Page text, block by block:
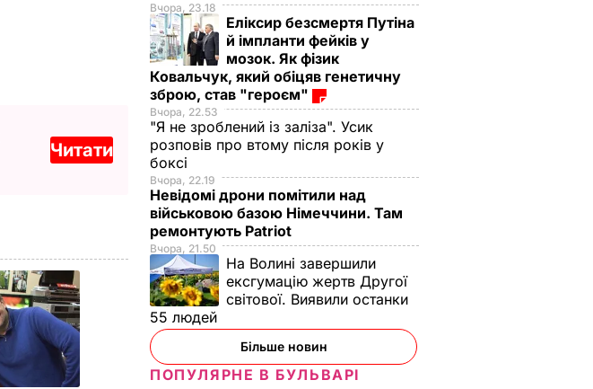
Читати
Вчора, 23.18
Еліксир безсмертя Путіна
й імпланти фейків у
мозок. Як фізик
Ковальчук, який обіцяв генетичну
зброю, став "героєм"
Вчора, 22.53
"Я не зроблений із заліза". Усик
розповів про втому після років у
боксі
Вчора, 22.19
Невідомі дрони помітили над
військовою базою Німеччини. Там
ремонтують Patriot
Вчора, 21.50
На Волині завершили
ексгумацію жертв Другої
світової. Виявили останки
55 людей
Більше новин
ПОПУЛЯРНЕ В БУЛЬВАРІ